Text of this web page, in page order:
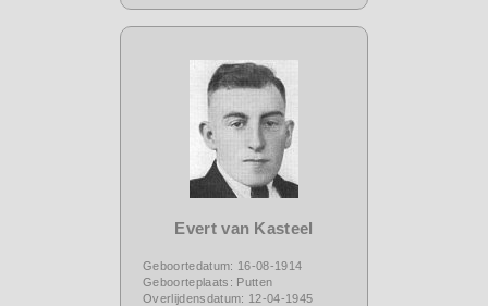
Evert van Kasteel
Geboortedatum: 16-08-1914
Geboorteplaats: Putten
Overlijdensdatum: 12-04-1945